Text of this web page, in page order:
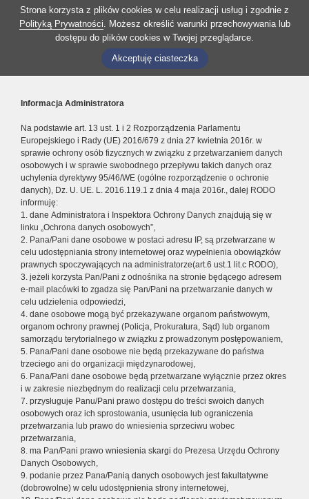
Strona korzysta z plików cookies w celu realizacji usług i zgodnie z
Polityką Prywatności. Możesz określić warunki przechowywania lub
dostępu do plików cookies w Twojej przeglądarce.
Akceptuję ciasteczka
Informacja Administratora
Na podstawie art. 13 ust. 1 i 2 Rozporządzenia Parlamentu
Europejskiego i Rady (UE) 2016/679 z dnia 27 kwietnia 2016r. w
sprawie ochrony osób fizycznych w związku z przetwarzaniem danych
osobowych i w sprawie swobodnego przepływu takich danych oraz
uchylenia dyrektywy 95/46/WE (ogólne rozporządzenie o ochronie
danych), Dz. U. UE. L. 2016.119.1 z dnia 4 maja 2016r., dalej RODO
informuję:
1. dane Administratora i Inspektora Ochrony Danych znajdują się w
linku „Ochrona danych osobowych”,
2. Pana/Pani dane osobowe w postaci adresu IP, są przetwarzane w
celu udostępniania strony internetowej oraz wypełnienia obowiązków
prawnych spoczywających na administratorze(art.6 ust.1 lit.c RODO),
3. jeżeli korzysta Pan/Pani z odnośnika na stronie będącego adresem
e-mail placówki to zgadza się Pan/Pani na przetwarzanie danych w
celu udzielenia odpowiedzi,
4. dane osobowe mogą być przekazywane organom państwowym,
organom ochrony prawnej (Policja, Prokuratura, Sąd) lub organom
samorządu terytorialnego w związku z prowadzonym postępowaniem,
5. Pana/Pani dane osobowe nie będą przekazywane do państwa
trzeciego ani do organizacji międzynarodowej,
6. Pana/Pani dane osobowe będą przetwarzane wyłącznie przez okres
i w zakresie niezbędnym do realizacji celu przetwarzania,
7. przysługuje Panu/Pani prawo dostępu do treści swoich danych
osobowych oraz ich sprostowania, usunięcia lub ograniczenia
przetwarzania lub prawo do wniesienia sprzeciwu wobec
przetwarzania,
8. ma Pan/Pani prawo wniesienia skargi do Prezesa Urzędu Ochrony
Danych Osobowych,
9. podanie przez Pana/Panią danych osobowych jest fakultatywne
(dobrowolne) w celu udostępnienia strony internetowej,